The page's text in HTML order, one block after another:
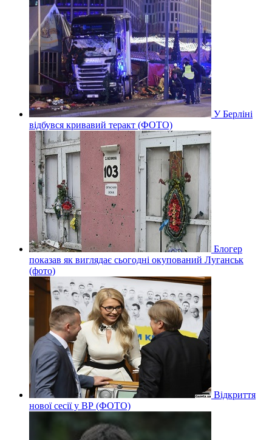
У Берліні
відбувся кривавий теракт (ФОТО)
Блогер
показав як виглядає сьогодні окупований Луганськ
(фото)
Відкриття
нової сесії у ВР (ФОТО)